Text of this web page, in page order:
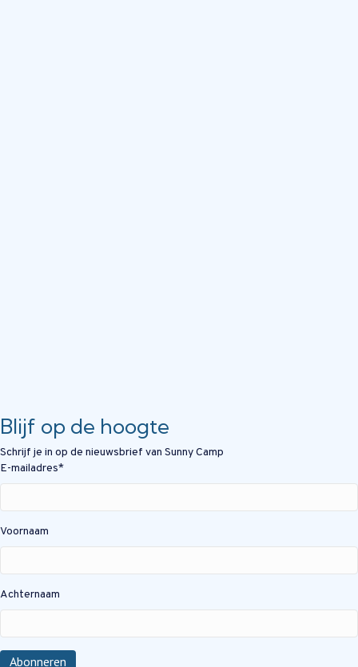
Blijf op de hoogte
Schrijf je in op de nieuwsbrief van Sunny Camp
E-mailadres*
Voornaam
Achternaam
Abonneren